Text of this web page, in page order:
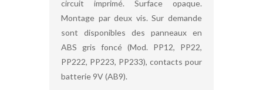
circuit imprimé. Surface opaque.
Montage par deux vis. Sur demande
sont disponibles des panneaux en
ABS gris foncé (Mod. PP12, PP22,
PP222, PP223, PP233), contacts pour
batterie 9V (AB9).